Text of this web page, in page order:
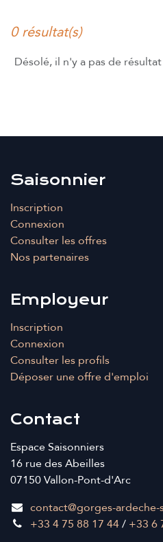
0 résultat(s)
Désolé, il n'y a pas de
Saisonnier
Inscription
Connexion
Consulter les offres
Nos partenaires
Employeur
Inscription
Connexion
Consulter les profils
Déposer une offre d'emploi
Contact
Espace Saisonniers
16 rue des Abeilles
07150 Vallon-Pont-d'Arc
contact@gorges-ardeche-
+33 4 75 88 17 44/ +33 6